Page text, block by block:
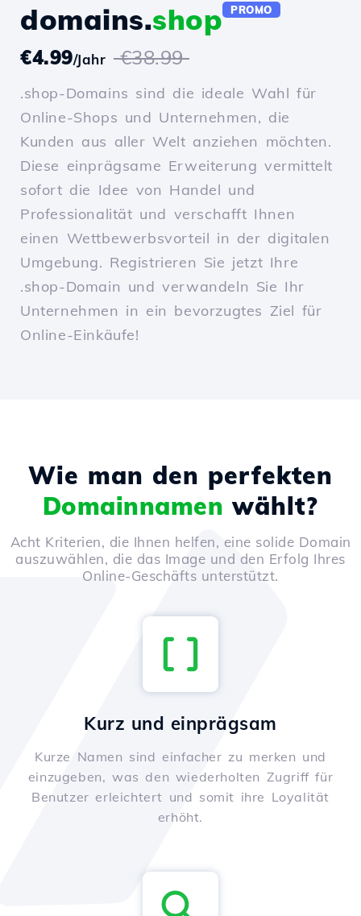
domains.shop PROMO
€4.99/Jahr €38.99
.shop-Domains sind die ideale Wahl für
Online-Shops und Unternehmen, die
Kunden aus aller Welt anziehen möchten.
Diese einprägsame Erweiterung vermittelt
sofort die Idee von Handel und
Professionalität und verschafft Ihnen
einen Wettbewerbsvorteil in der digitalen
Umgebung. Registrieren Sie jetzt Ihre
.shop-Domain und verwandeln Sie Ihr
Unternehmen in ein bevorzugtes Ziel für
Online-Einkäufe!
Wie man den perfekten
Domainnamen wählt?
Acht Kriterien, die Ihnen helfen, eine solide Domain
auszuwählen, die das Image und den Erfolg Ihres
Online-Geschäfts unterstützt.
Kurz und einprägsam
Kurze Namen sind einfacher zu merken und
einzugeben, was den wiederholten Zugriff für
Benutzer erleichtert und somit ihre Loyalität
erhöht.